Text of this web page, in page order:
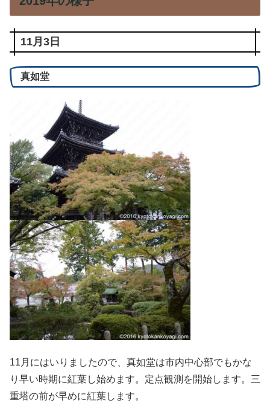
11月3日
真如堂
11月にはいりましたので、真如堂は市内中心部でもかな
り早い時期に紅葉し始めます。定点観測を開始します。三
重塔の前が早めに紅葉します。